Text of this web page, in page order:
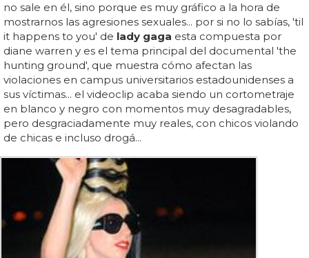
no sale en él, sino porque es muy gráfico a la hora de
mostrarnos las agresiones sexuales... por si no lo sabías, 'til
it happens to you' de lady gaga esta compuesta por
diane warren y es el tema principal del documental 'the
hunting ground', que muestra cómo afectan las
violaciones en campus universitarios estadounidenses a
sus víctimas... el videoclip acaba siendo un cortometraje
en blanco y negro con momentos muy desagradables,
pero desgraciadamente muy reales, con chicos violando
de chicas e incluso drogá...